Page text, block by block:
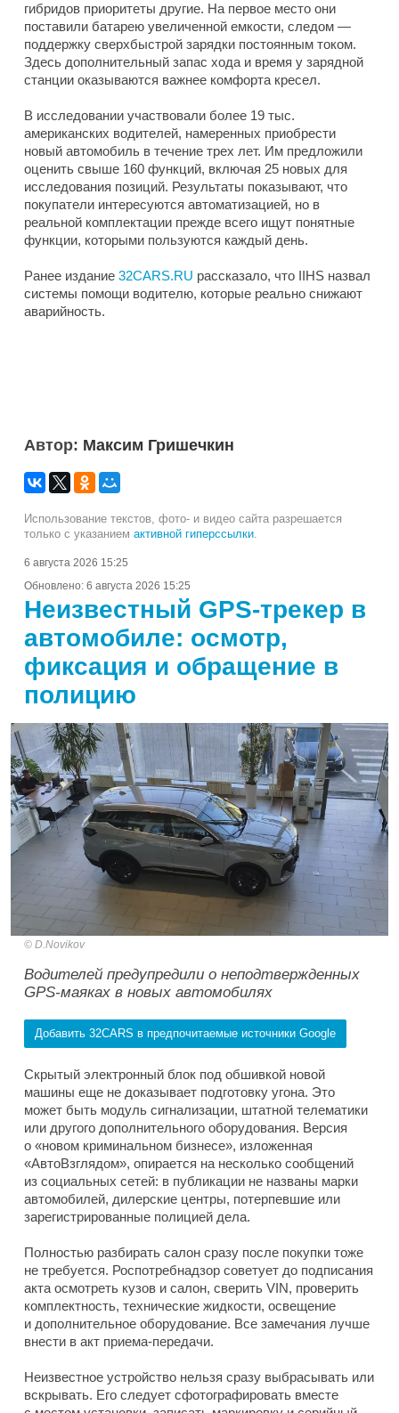
гибридов приоритеты другие. На первое место они
поставили батарею увеличенной емкости, следом —
поддержку сверхбыстрой зарядки постоянным током.
Здесь дополнительный запас хода и время у зарядной
станции оказываются важнее комфорта кресел.
В исследовании участвовали более 19 тыс.
американских водителей, намеренных приобрести
новый автомобиль в течение трех лет. Им предложили
оценить свыше 160 функций, включая 25 новых для
исследования позиций. Результаты показывают, что
покупатели интересуются автоматизацией, но в
реальной комплектации прежде всего ищут понятные
функции, которыми пользуются каждый день.
Ранее издание 32CARS.RU рассказало, что IIHS назвал
системы помощи водителю, которые реально снижают
аварийность.
Автор: Максим Гришечкин
Использование текстов, фото- и видео сайта разрешается
только с указанием активной гиперссылки.
6 августа 2026 15:25
Обновлено: 6 августа 2026 15:25
Неизвестный GPS-трекер в
автомобиле: осмотр,
фиксация и обращение в
полицию
D.Novikov
Водителей предупредили о неподтвержденных
GPS-маяках в новых автомобилях
Добавить 32CARS в предпочитаемые источники Google
Скрытый электронный блок под обшивкой новой
машины еще не доказывает подготовку угона. Это
может быть модуль сигнализации, штатной телематики
или другого дополнительного оборудования. Версия
о «новом криминальном бизнесе», изложенная
«АвтоВзглядом», опирается на несколько сообщений
из социальных сетей: в публикации не названы марки
автомобилей, дилерские центры, потерпевшие или
зарегистрированные полицией дела.
Полностью разбирать салон сразу после покупки тоже
не требуется. Роспотребнадзор советует до подписания
акта осмотреть кузов и салон, сверить VIN, проверить
комплектность, технические жидкости, освещение
и дополнительное оборудование. Все замечания лучше
внести в акт приема-передачи.
Неизвестное устройство нельзя сразу выбрасывать или
вскрывать. Его следует сфотографировать вместе